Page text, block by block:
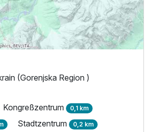
(Gorenjska Region )
Kongreßzentrum 0,1 km
Stadtzentrum 0,2 km